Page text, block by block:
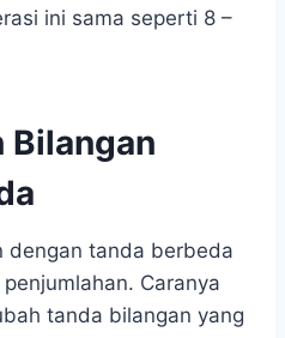
ini sama seperti 8 –
Bilangan
dengan tanda berbeda
Caranya
tanda bilangan yang